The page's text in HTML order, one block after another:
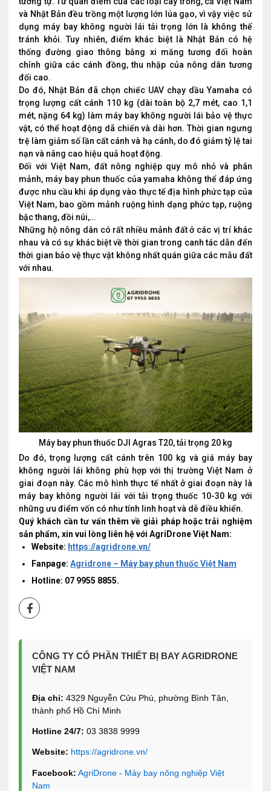
và Nhật Bản đều trồng một lượng lớn lúa gạo, vì vậy việc sử
dụng máy bay không người lái tải trọng lớn là không thể
tránh khỏi. Tuy nhiên, điểm khác biệt là Nhật Bản có hệ
thống đường giao thông bằng xi măng tương đối hoàn
chỉnh giữa các cánh đồng, thu nhập của nông dân tương
đối cao.
Do đó, Nhật Bản đã chọn chiếc UAV chạy dầu Yamaha có
trọng lượng cất cánh 110 kg (dài toàn bộ 2,7 mét, cao 1,1
mét, nặng 64 kg) làm máy bay không người lái bảo vệ thực
vật, có thể hoạt động dã chiến và dài hơn. Thời gian ngưng
trệ làm giảm số lần cất cánh và hạ cánh, do đó giảm tỷ lệ tai
nạn và nâng cao hiệu quả hoạt động.
Đối với Việt Nam, đất nông nghiệp quy mô nhỏ và phân
mảnh, máy bay phun thuốc của yamaha không thể đáp ứng
được nhu cầu khi áp dụng vào thực tế địa hình phức tạp của
Việt Nam, bao gồm mảnh ruộng hình dạng phức tạp, ruộng
bậc thang, đồi núi,…
Những hộ nông dân có rất nhiều mảnh đất ở các vị trí khác
nhau và có sự khác biệt về thời gian trong canh tác dẫn đến
thời gian bảo vệ thực vật không nhất quán giữa các mẫu đất
với nhau.
Máy bay phun thuốc DJI Agras T20, tải trọng 20 kg
Do đó, trọng lượng cất cánh trên 100 kg và giá máy bay
không người lái không phù hợp với thị trường Việt Nam ở
giai đoạn này. Các mô hình thực tế nhất ở giai đoạn này là
máy bay không người lái với tải trọng thuốc 10-30 kg với
những ưu điểm vốn có như tính linh hoạt và dễ điều khiển.
Quý khách cần tư vấn thêm về giải pháp hoặc trải nghiệm
sản phẩm, xin vui lòng liên hệ với AgriDrone Việt Nam:
Website: https://agridrone.vn/
Fanpage:Agridrone – Máy bay phun thuốc Việt Nam
Hotline: 07 9955 8855.
CÔNG TY CỔ PHẦN THIẾT BỊ BAY AGRIDRONE
VIỆT NAM
Địa chỉ: 4329 Nguyễn Cửu Phú, phường Bình Tân,
thành phố Hồ Chí Minh
Hotline 24/7: 03 3838 9999
Website: https://agridrone.vn/
Facebook: AgriDrone - Máy bay nông nghiệp Việt
Nam